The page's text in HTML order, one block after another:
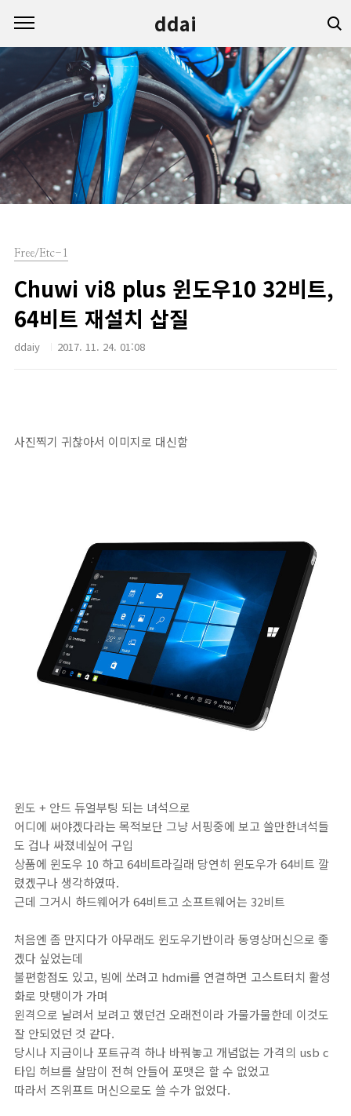
ddai
Free/Etc-1
Chuwi vi8 plus 윈도우10 32비트,
64비트 재설치 삽질
ddaiy 2017. 11. 24. 01:08
사진찍기 귀찮아서 이미지로 대신함
윈도 + 안드 듀얼부팅 되는 녀석으로
어디에 써야겠다라는 목적보단 그냥 서핑중에 보고 쓸만한녀석들
도 겁나 싸졌네싶어 구입
상품에 윈도우 10 하고 64비트라길래 당연히 윈도우가 64비트 깔
렸겠구나 생각하였따.
근데 그거시 하드웨어가 64비트고 소프트웨어는 32비트
처음엔 좀 만지다가 아무래도 윈도우기반이라 동영상머신으로 좋
겠다 싶었는데
불편함점도 있고, 빔에 쏘려고 hdmi를 연결하면 고스트터치 활성
화로 맛탱이가 가며
윈격으로 날려서 보려고 했던건 오래전이라 가물가물한데 이것도
잘 안되었던 것 같다.
당시나 지금이나 포트규격 하나 바꿔놓고 개념없는 가격의 usb c
타입 허브를 살맘이 전혀 안들어 포맷은 할 수 없었고
따라서 즈위프트 머신으로도 쓸 수가 없었다.